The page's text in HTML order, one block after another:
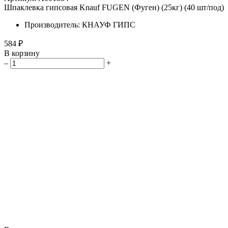
Шпаклевка гипсовая Knauf FUGEN (Фуген) (25кг) (40 шт/под)
Производитель: КНАУФ ГИПС
584 ₽
В корзину
–
+